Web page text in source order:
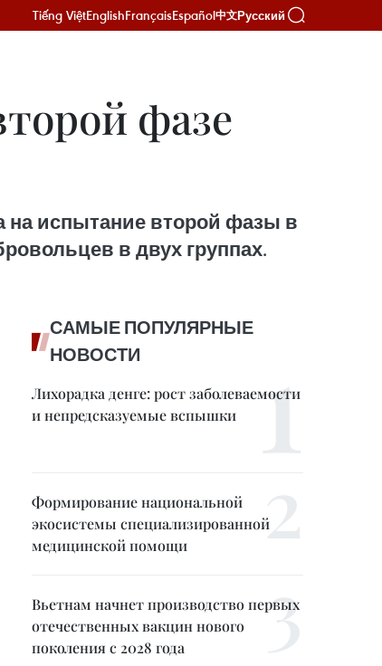
Tiếng ViệtEnglishFrançaisEspañol中文Русский
фазе
на испытание второй фазы в
в двух группах.
САМЫЕ ПОПУЛЯРНЫЕ
НОВОСТИ
Лихорадка денге: рост заболеваемости
и непредсказуемые вспышки
Формирование национальной
экосистемы специализированной
медицинской помощи
Вьетнам начнет производство первых
отечественных вакцин нового
поколения с 2028 года